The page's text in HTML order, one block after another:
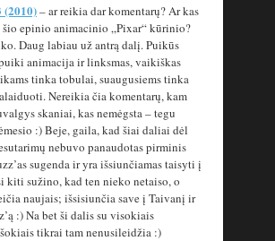
(2010)– ar reikia dar komentarų? Ar kas
šio epinio animacinio „Pixar“ kūrinio?
Daug labiau už antrą dalį. Puikūs
animacija ir linksmas, vaikiškas
tinka tobulai, suaugusiems tinka
Nereikia čia komentarų, kam
skaniai, kas nemėgsta – tegu
:) Beje, gaila, kad šiai daliai dėl
nebuvo panaudotas pirminis
sugenda ir yra išsiunčiamas taisyti į
kiti sužino, kad ten nieko netaiso, o
naujais; išsisiunčia save į Taivanį ir
:) Na bet ši dalis su visokiais
tikrai tam nenusileidžia :)